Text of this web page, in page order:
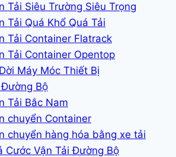
Tải Siêu Trường Siêu Trọng
Tải Quá Khổ Quá Tải
Tải Container Flatrack
Tải Container Opentop
Máy Móc Thiết Bị
Bộ
Tải Bắc Nam
chuyển Container
chuyển hàng hóa bằng xe tải
Cước Vận Tải Đường Bộ